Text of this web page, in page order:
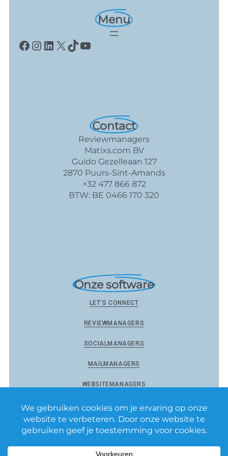
Menu
Facebook
Instagram
LinkedIn
X TikTok
YouTube
Contact
Reviewmanagers
Matixs.com BV
Guido Gezelleaan 127
2870 Puurs-Sint-Amands
+32 477 866 872
BTW: BE 0466 170 320
Onze software
LET’S CONNECT
REVIEWMANAGERS
SOCIALMANAGERS
MAILMANAGERS
WEBSITEMANAGERS
Reviewmanagers by Matixs.com BV